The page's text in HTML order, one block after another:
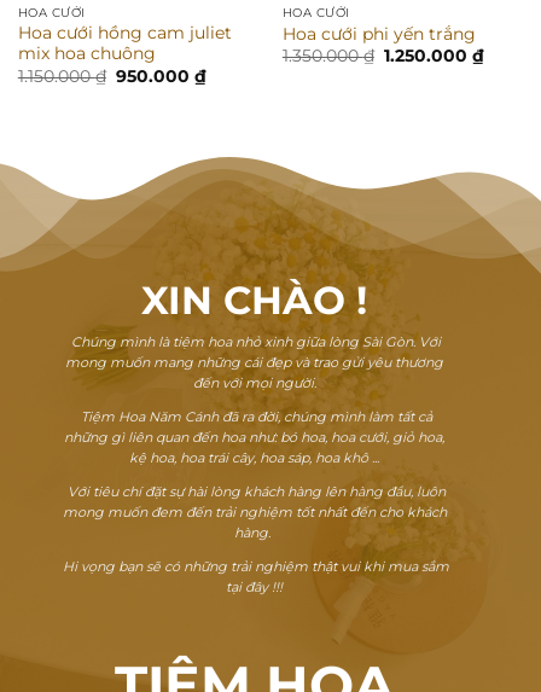
HOA CƯỚI
Hoa cưới hồng cam juliet
mix hoa chuông
1.150.000₫ Giá
gốc
950.000 ₫Giá
hiện
HOA CƯỚI
Hoa cưới phi yến trắng
1.350.000₫ Giá
1.250.000 ₫Giá
hiện
XIN CHÀO!
Chúng mình là tiệm hoa nhỏ xinh giữa lòng Sài Gòn. Với
mong muốn mang những cái đẹp và trao gửi yêu thương
đến với mọi người.
Tiệm Hoa Năm Cánh đã ra đời, chúng mình làm tất cả
những gì liên quan đến hoa như: bó hoa, hoa cưới, giỏ hoa,
kệ hoa, hoa trái cây, hoa sáp, hoa khô ...
Với tiêu chí đặt sự hài lòng khách hàng lên hàng đầu, luôn
mong muốn đem đến trải nghiệm tốt nhất đến cho khách
hàng.
Hi vọng bạn sẽ có những trải nghiệm thật vui khi mua sắm
tại đây !!!